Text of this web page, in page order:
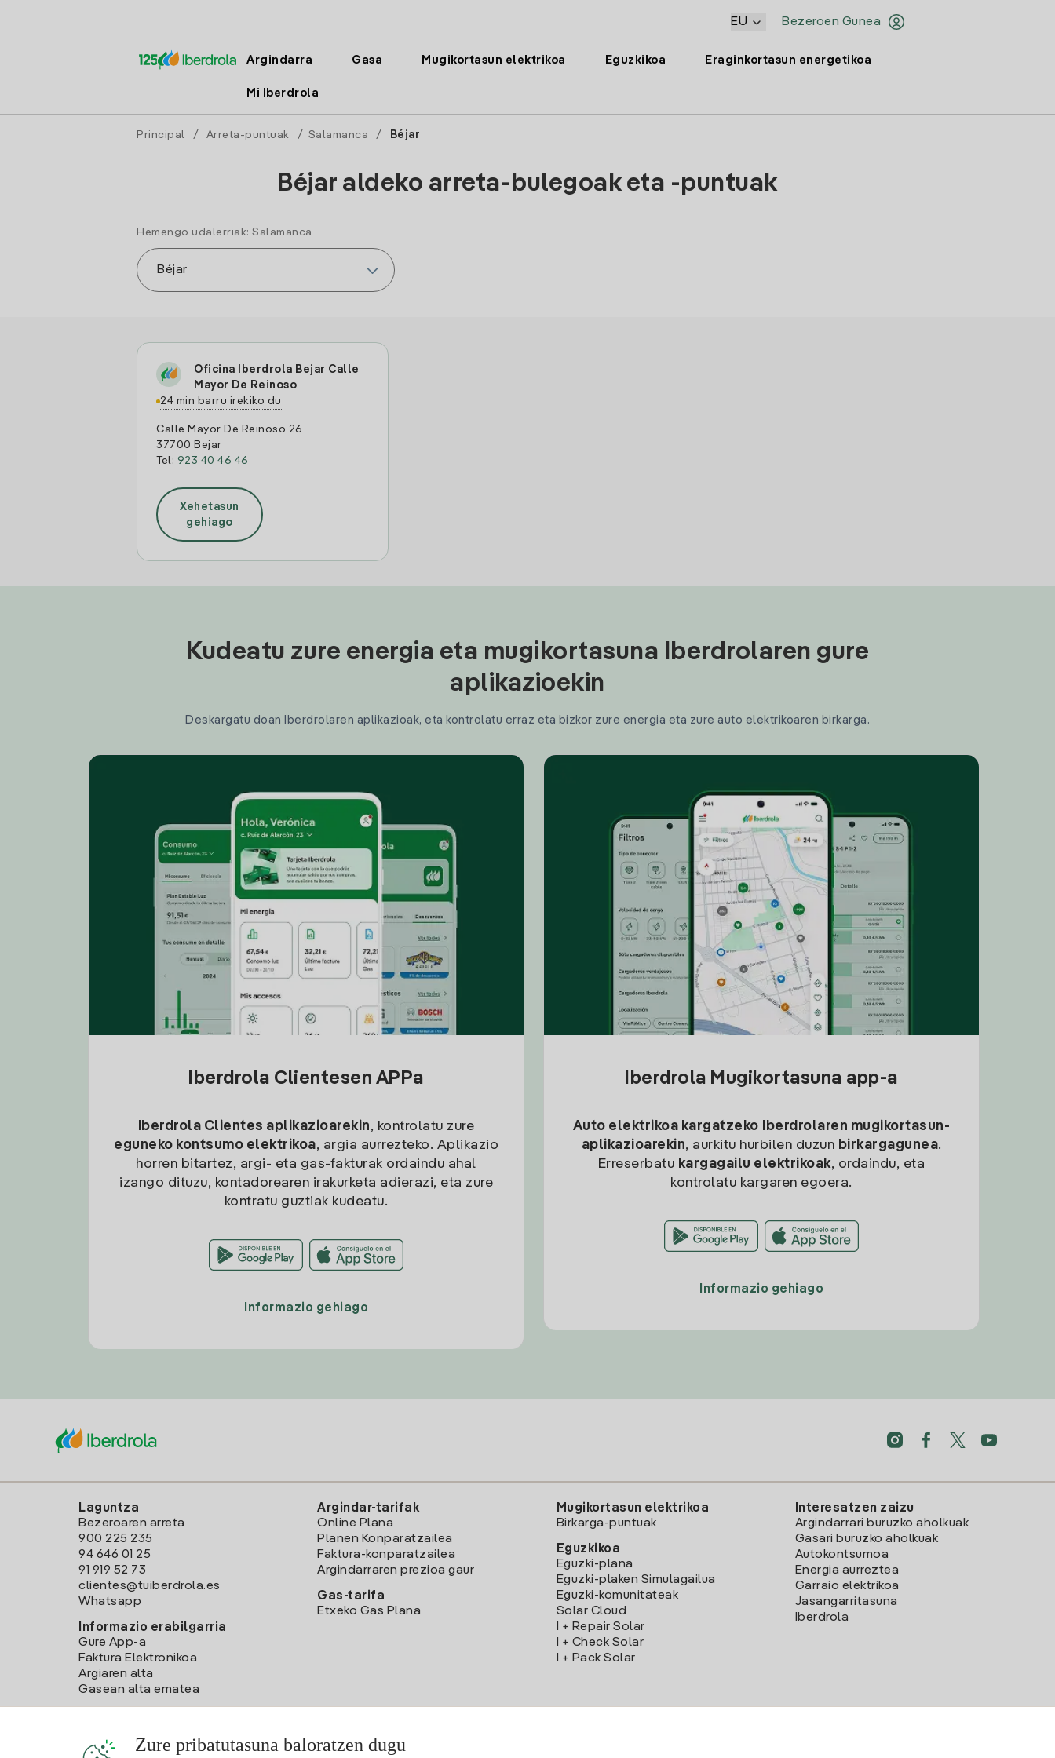
Bezeroen Gunea
EU
Argindarra Gasa Mugikortasun elektrikoa Eguzkikoa Eraginkortasun energetikoa
Mi Iberdrola
Principal / Arreta-puntuak / Salamanca / Béjar
Béjar aldeko arreta-bulegoak eta -puntuak
Hemengo udalerriak: Salamanca
Oficina Iberdrola Bejar Calle
Mayor De Reinoso
24 min barru irekiko du
Calle Mayor De Reinoso 26
37700 Bejar
Tel: 923 40 46 46
Xehetasun
gehiago
Kudeatu zure energia eta mugikortasuna Iberdrolaren gure
aplikazioekin
Deskargatu doan Iberdrolaren aplikazioak, eta kontrolatu erraz eta bizkor zure energia eta zure auto elektrikoaren birkarga.
Iberdrola Clientesen APPa
Iberdrola Clientes aplikazioarekin, kontrolatu zure
eguneko kontsumo elektrikoa, argia aurrezteko. Aplikazio
horren bitartez, argi- eta gas-fakturak ordaindu ahal
izango dituzu, kontadorearen irakurketa adierazi, eta zure
kontratu guztiak kudeatu.
Informazio gehiago
Iberdrola Mugikortasuna app-a
Auto elektrikoa kargatzeko
Iberdrolaren mugikortasun-
aplikazioarekin, aurkitu hurbilen duzun birkargagunea.
Erreserbatu kargagailu elektrikoak, ordaindu, eta
kontrolatu kargaren egoera.
Informazio gehiago
Laguntza
Bezeroaren arreta
900 225 235
94 646 01 25
91 919 52 73
clientes@tuiberdrola.es
Whatsapp
Informazio erabilgarria
Gure App-a
Faktura Elektronikoa
Argiaren alta
Gasean alta ematea
Argindar-tarifak
Online Plana
Planen Konparatzailea
Faktura-konparatzailea
Argindarraren prezioa gaur
Gas-tarifa
Etxeko Gas Plana
Mugikortasun elektrikoa
Birkarga-puntuak
Eguzkikoa
Eguzki-plana
Eguzki-plaken Simulagailua
Eguzki-komunitateak
Solar Cloud
I + Repair Solar
I + Check Solar
I + Pack Solar
Interesatzen zaizu
Argindarrari buruzko aholkuak
Gasari buruzko aholkuak
Autokontsumoa
Energia aurreztea
Garraio elektrikoa
Jasangarritasuna
Iberdrola
Zure pribatutasuna baloratzen dugu